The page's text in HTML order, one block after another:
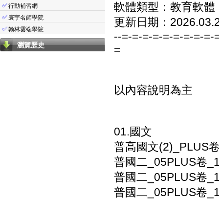
✅行動補習網
✅寰宇名師學院
✅翰林雲端學院
瀏覽歷史
軟體類型：教育軟體
更新日期：
--=-=-=-=-=-=-=-=-=-
=
以內容說明為主
01.國文
普高國文(2)_PLUS
普國二_05PLUS卷
普國二_05PLUS卷
普國二_05PLUS卷